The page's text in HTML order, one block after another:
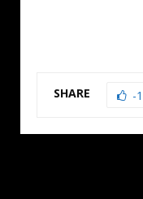
SHARE -1